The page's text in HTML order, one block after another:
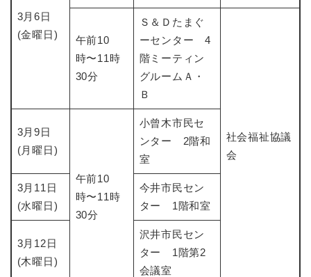
3月6日
(金曜日)
午前10
時〜11時
30分
Ｓ＆Ｄたまぐ
ーセンター 4
階ミーティン
グルームＡ・
Ｂ
社会福祉協議
会
3月9日
(月曜日)
午前10
時〜11時
30分
小曾木市民セ
ンター 2階和
室
3月11日
(水曜日)
今井市民セン
ター 1階和室
3月12日
(木曜日)
沢井市民セン
ター 1階第2
会議室